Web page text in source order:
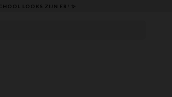
LOOKS ZIJN ER! ✨